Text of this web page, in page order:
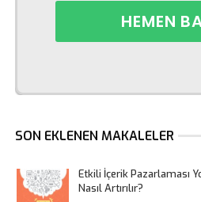
SON EKLENEN MAKALELER
Etkili İçerik Pazarlaması
Nasıl Artırılır?